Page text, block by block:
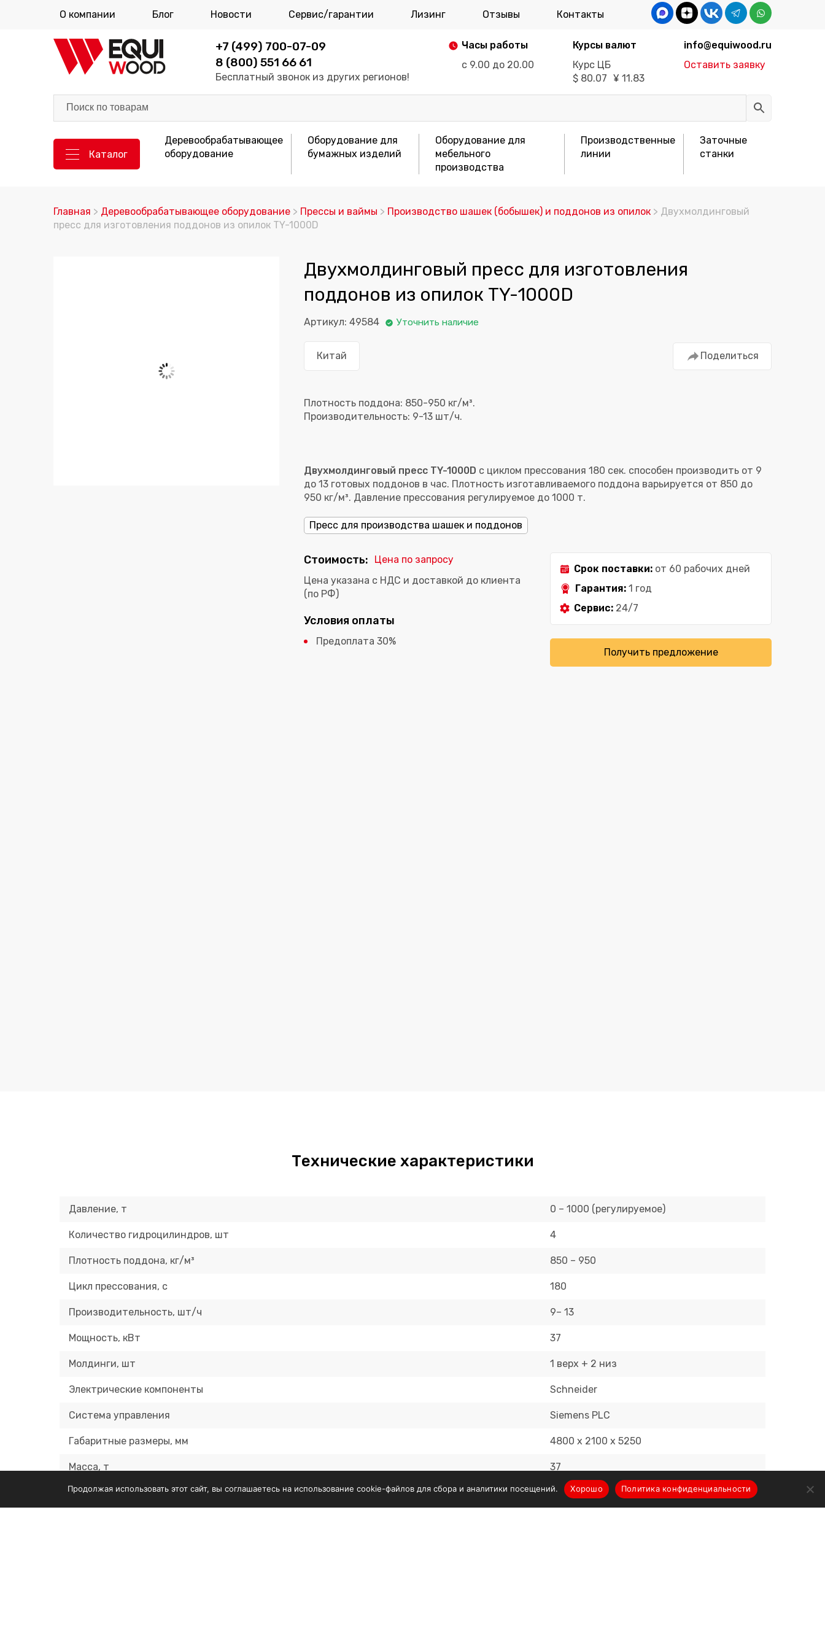
О компании Блог Новости Сервис/гарантии Лизинг Отзывы Контакты
+7 (499) 700-07-09
8 (800) 551 66 61
Бесплатный звонок из других регионов!
Часы работы
с 9.00 до 20.00
Курсы валют
Курс ЦБ
$ 80.07 ¥ 11.83
info@equiwood.ru
Оставить заявку
Каталог
Деревообрабатывающее
оборудование
Оборудование для
бумажных изделий
Оборудование для
мебельного
производства
Производственные
линии
Заточные
станки
Главная > Деревообрабатывающее оборудование > Прессы и ваймы > Производство шашек (бобышек) и поддонов из опилок > Двухмолдинговый
пресс для изготовления поддонов из опилок TY-1000D
Двухмолдинговый пресс для изготовления
поддонов из опилок TY-1000D
Артикул: 49584 Уточнить наличие
Китай Поделиться
Плотность поддона: 850-950 кг/м³.
Двухмолдинговый пресс TY-1000D с циклом прессования 180 сек. способен производить от 9
до 13 готовых поддонов в час. Плотность изготавливаемого поддона варьируется от 850 до
950 кг/м³. Давление прессования регулируемое до 1000 т.
Пресс для производства шашек и поддонов
Стоимость:
Цена по запросу
Цена указана с НДС и доставкой до клиента
(по РФ)
Условия оплаты
Предоплата 30%
Срок поставки: от 60 рабочих дней
Гарантия: 1 год
Сервис: 24/7
Получить предложение
Технические характеристики
Давление, т 0 – 1000 (регулируемое)
Количество гидроцилиндров, шт 4
Плотность поддона, кг/м³ 850 – 950
Цикл прессования, с 180
Производительность, шт/ч 9– 13
Мощность, кВт 37
Молдинги, шт 1 верх + 2 низ
Электрические компоненты Schneider
Система управления Siemens PLC
Габаритные размеры, мм 4800 х 2100 х 5250
Масса, т 37
Продолжая использовать этот сайт, вы соглашаетесь на использование cookie-файлов для сбора и аналитики посещений. Хорошо Политика конфиденциальности